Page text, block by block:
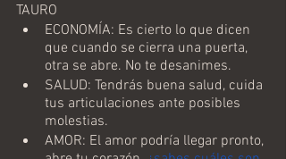
TAURO
ECONOMÍA: Es cierto lo que dicen
que cuando se cierra una puerta,
otra se abre. No te desanimes.
SALUD: Tendrás buena salud, cuida
tus articulaciones ante posibles
molestias.
AMOR: El amor podría llegar pronto,